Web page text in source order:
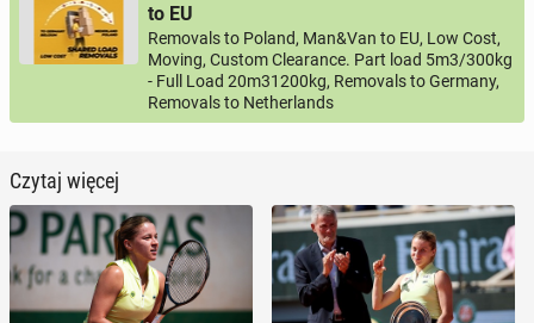
to EU
Removals to Poland, Man&Van to EU, Low Cost,
Moving, Custom Clearance. Part load 5m3/300kg
- Full Load 20m31200kg, Removals to Germany,
Removals to Netherlands
Czytaj więcej